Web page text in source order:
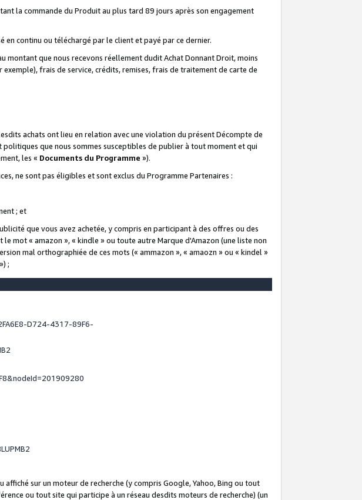
la commande du Produit au plus tard 89 jours après son engagement
continu ou téléchargé par le client et payé par ce dernier.
montant que nous recevons réellement dudit Achat Donnant Droit, moins
frais de service, crédits, remises, frais de traitement de carte de
achats ont lieu en relation avec une violation du présent Décompte de
que nous sommes susceptibles de publier à tout moment et qui
les « Documents du Programme »).
ne sont pas éligibles et sont exclus du Programme Partenaires :
; et
que vous avez achetée, y compris en participant à des offres ou des
mot « amazon », « kindle » ou toute autre Marque d'Amazon (une liste non
mal orthographiée de ces mots (« ammazon », « amaozn » ou « kindel »
») ;
D724-4317-89F6-
sur un moteur de recherche (y compris Google, Yahoo, Bing ou tout
ou tout site qui participe à un réseau desdits moteurs de recherche) (un